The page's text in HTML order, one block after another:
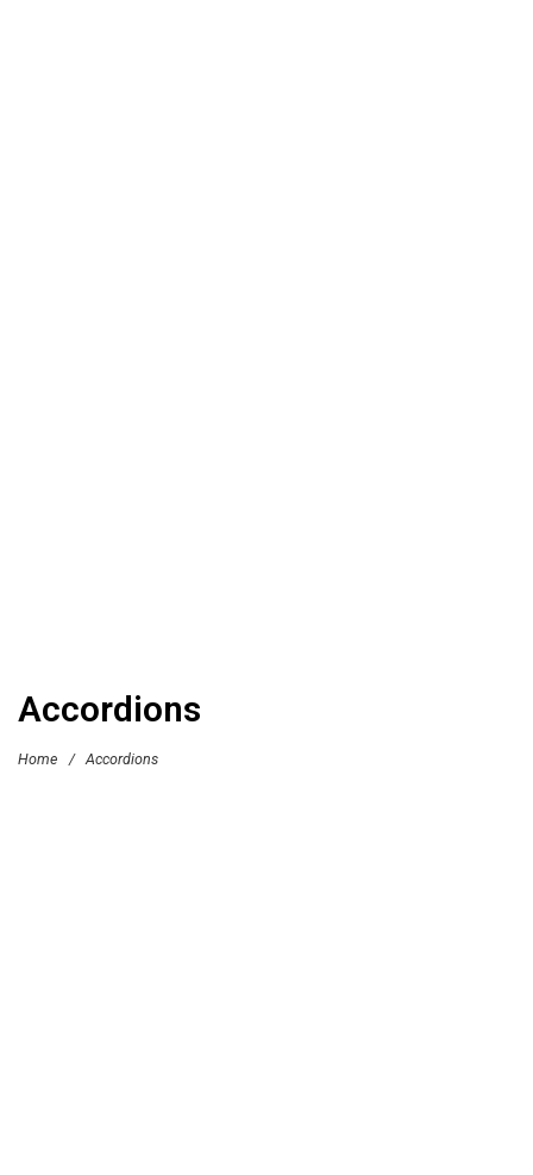
Accordions
Home / Accordions